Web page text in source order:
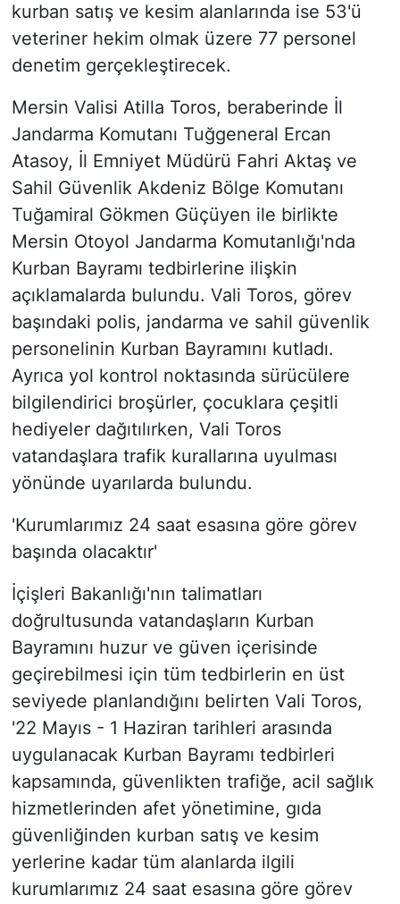
kurban satış ve kesim alanlarında ise 53'ü
veteriner hekim olmak üzere 77 personel
denetim gerçekleştirecek.
Mersin Valisi Atilla Toros, beraberinde İl
Jandarma Komutanı Tuğgeneral Ercan
Atasoy, İl Emniyet Müdürü Fahri Aktaş ve
Sahil Güvenlik Akdeniz Bölge Komutanı
Tuğamiral Gökmen Güçüyen ile birlikte
Mersin Otoyol Jandarma Komutanlığı'nda
Kurban Bayramı tedbirlerine ilişkin
açıklamalarda bulundu. Vali Toros, görev
başındaki polis, jandarma ve sahil güvenlik
personelinin Kurban Bayramını kutladı.
Ayrıca yol kontrol noktasında sürücülere
bilgilendirici broşürler, çocuklara çeşitli
hediyeler dağıtılırken, Vali Toros
vatandaşlara trafik kurallarına uyulması
yönünde uyarılarda bulundu.
'Kurumlarımız 24 saat esasına göre görev
başında olacaktır'
İçişleri Bakanlığı'nın talimatları
doğrultusunda vatandaşların Kurban
Bayramını huzur ve güven içerisinde
geçirebilmesi için tüm tedbirlerin en üst
seviyede planlandığını belirten Vali Toros,
'22 Mayıs - 1 Haziran tarihleri arasında
uygulanacak Kurban Bayramı tedbirleri
kapsamında, güvenlikten trafiğe, acil sağlık
hizmetlerinden afet yönetimine, gıda
güvenliğinden kurban satış ve kesim
yerlerine kadar tüm alanlarda ilgili
kurumlarımız 24 saat esasına göre görev